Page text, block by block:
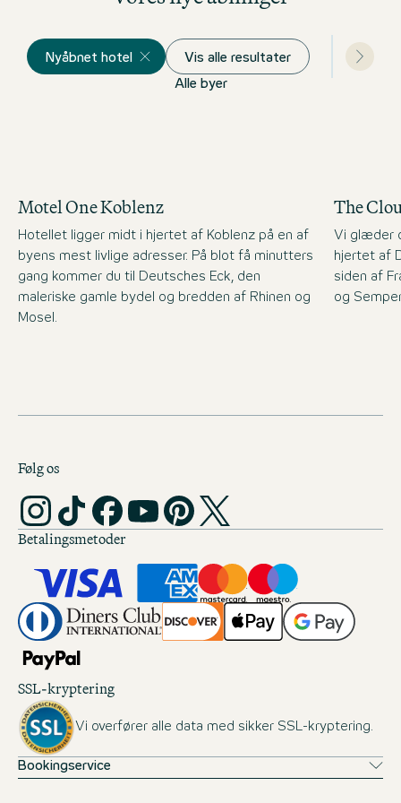
Nyåbnet hotel Vis alle resultater
Alle byer
Motel One Koblenz
Hotellet ligger midt i hjertet af Koblenz på en af
byens mest livlige adresser. På blot få minutters
gang kommer du til Deutsches Eck, den
maleriske gamle bydel og bredden af Rhinen og
Mosel.
The
Vi glæder
hjertet af
siden af
og
Følg os
Betalingsmetoder
SSL-kryptering
Vi overfører alle data med sikker SSL-kryptering.
Bookingservice